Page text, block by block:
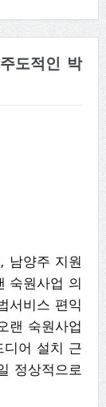
도적인 박
남양주 지원
숙원사업 의
서비스 편익
랜 숙원사업
디어 설치 근
정상적으로